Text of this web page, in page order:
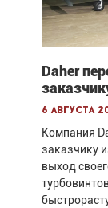
Daher
6 августа
Компания
заказчику
выход